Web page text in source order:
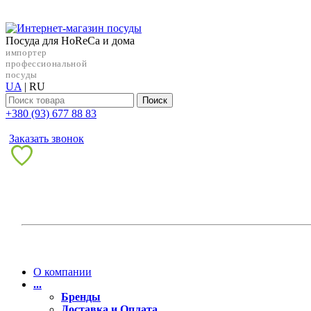
Посуда для HoReCa и дома
импортер
профессиональной
посуды
UA | RU
Поиск
+38‎0 (93) 677 88 83
Заказать звонок
О компании
...
Бренды